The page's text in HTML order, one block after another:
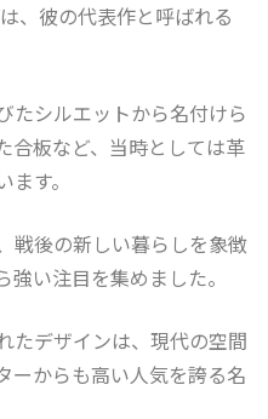
、彼の代表作と呼ばれる
たシルエットから名付けら
合板など、当時としては革
す。
戦後の新しい暮らしを象徴
い注目を集めました。
たデザインは、現代の空間
ーからも高い人気を誇る名